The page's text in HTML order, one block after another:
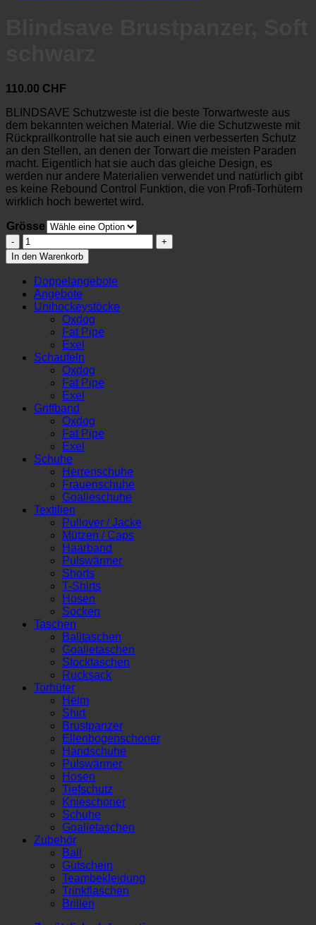
110.00 CHF
BLINDSAVE Schutzweste ist die beste Torwartweste aus
dem bekannten weichen Material. Wie die Schutzweste mit
Rückprallkontrolle hat sie auch einen verbesserten Schutz
an den Stellen, an denen der Torwart die meisten Paraden
macht. Eigentlich hat sie auch das gleiche Design, es
werden nur andere Materialien verwendet und natürlich gibt
es keine Rebound Control Funktion, die von Profi-Torhütern
wirklich hoch bewertet wird.
Grösse
Blindsave
Brustpanzer,
Soft
schwarz
Menge
In den Warenkorb
Doppelangebote
Angebote
Unihockeystöcke
Oxdog
Fat Pipe
Exel
Schaufeln
Oxdog
Fat Pipe
Exel
Griffband
Oxdog
Fat Pipe
Exel
Schuhe
Herrenschuhe
Frauenschuhe
Goalieschuhe
Textilien
Pullover / Jacke
Mützen / Caps
Haarband
Pulswärmer
Shorts
T-Shirts
Hosen
Socken
Taschen
Balltaschen
Goalietaschen
Stocktaschen
Rucksack
Torhüter
Helm
Shirt
Brustpanzer
Ellenbogenschoner
Handschuhe
Pulswärmer
Hosen
Tiefschutz
Knieschoner
Schuhe
Goalietaschen
Zubehör
Ball
Gutschein
Teambekleidung
Trinkflaschen
Brillen